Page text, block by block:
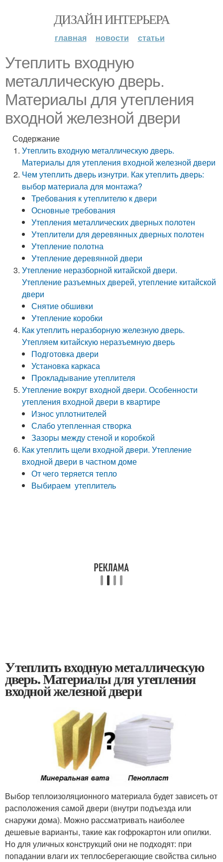
ДИЗАЙН ИНТЕРЬЕРА
главная новости статьи
Утеплить входную
металлическую дверь.
Материалы для утепления
входной железной двери
Содержание
Утеплить входную металлическую дверь.
Материалы для утепления входной железной двери
Чем утеплить дверь изнутри. Как утеплить дверь:
выбор материала для монтажа?
Требования к утеплителю к двери
Основные требования
Утепления металлических дверных полотен
Утеплители для деревянных дверных полотен
Утепление полотна
Утепление деревянной двери
Утепление неразборной китайской двери.
Утепление разъемных дверей, утепление китайской
двери
Снятие обшивки
Утепление коробки
Как утеплить неразборную железную дверь.
Утепляем китайскую неразъемную дверь
Подготовка двери
Установка каркаса
Прокладывание утеплителя
Утепление вокруг входной двери. Особенности
утепления входной двери в квартире
Износ уплотнителей
Слабо утепленная створка
Зазоры между стеной и коробкой
Как утеплить щели входной двери. Утепление
входной двери в частном доме
От чего теряется тепло
Выбираем утеплитель
Утеплить входную металлическую
дверь. Материалы для утепления
входной железной двери
Выбор теплоизоляционного материала будет зависеть от
расположения самой двери (внутри подъезда или
снаружи дома). Можно рассматривать наиболее
дешевые варианты, такие как гофрокартон или опилки.
Но для уличных конструкций они не подходят: при
попадании влаги их теплосберегающие свойства сильно